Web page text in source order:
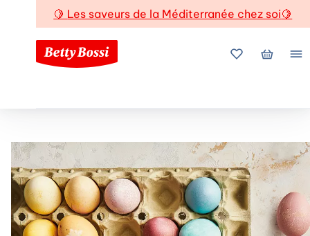
🍋 Les saveurs de la Méditerranée chez soi🍋
Mes favoris
Mon